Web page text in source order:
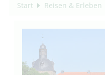
Start Reisen & Erleben